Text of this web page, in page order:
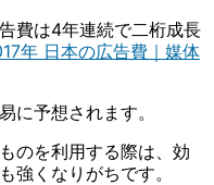
費は4年連続で二桁成長
年 日本の広告費｜媒体
に予想されます。
のを利用する際は、効
強くなりがちです。